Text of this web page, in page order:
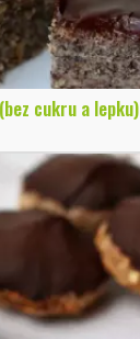
cukru a lepku)